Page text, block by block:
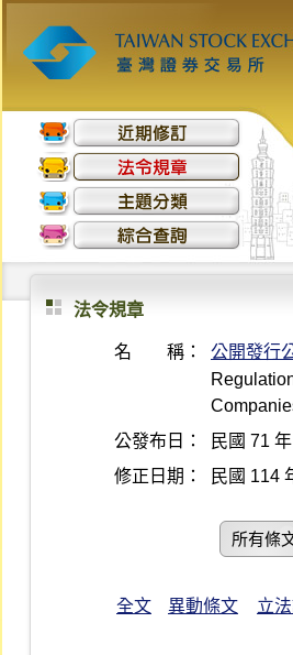
法令規章
名 稱：
公開發行
公發布日：
民國 71
修正日期：
民國 114
所有條
全文 異動條文 立